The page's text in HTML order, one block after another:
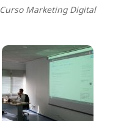
Curso Marketing Digital